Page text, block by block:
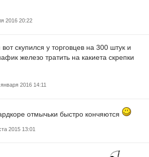
2016 20:22
скупился у торговцев на 300 штук и
железо тратить на какиета скрепки
2016 14:11
отмычьки быстро кончяются
2015 13:01